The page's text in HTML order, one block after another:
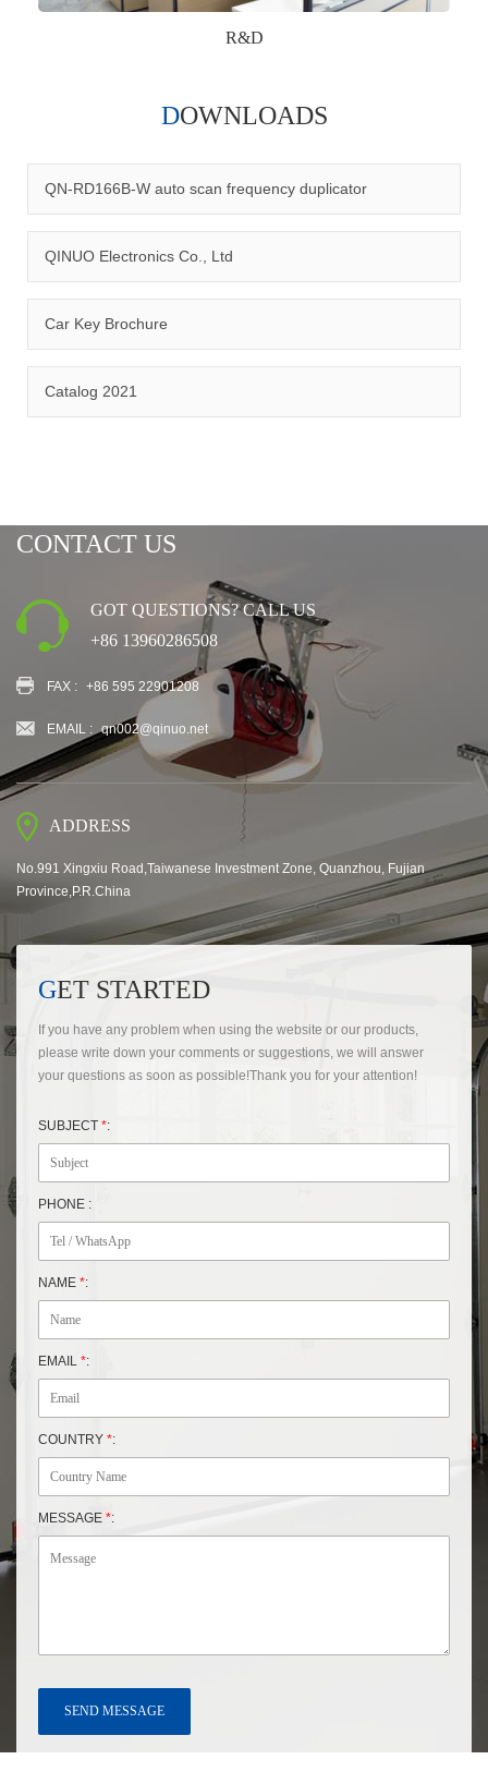
R&D
management system.
DOWNLOADS
QN-RD166B-W auto scan frequency duplicator
QINUO Electronics Co., Ltd
Car Key Brochure
Catalog 2021
CONTACT US
GOT QUESTIONS? CALL US
+86 13960286508
FAX : +86 595 22901208
EMAIL : qn002@qinuo.net
ADDRESS
No.991 Xingxiu Road,Taiwanese Investment Zone, Quanzhou, Fujian
Province,P.R.China
GET STARTED
If you have any problem when using the website or our products,
please write down your comments or suggestions, we will answer
your questions as soon as possible!Thank you for your attention!
SUBJECT *:
PHONE :
NAME *:
EMAIL *:
COUNTRY *:
MESSAGE *: